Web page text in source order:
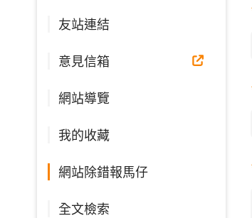
友站連結
意見信箱
網站導覽
我的收藏
網站除錯報馬仔
全文檢索